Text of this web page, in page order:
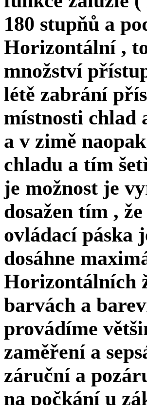
180 stupňů a
Horizontální ,
množství
létě zabrání
místnosti chlad
a v zimě
chladu a tím
je možnost je
dosažen tím ,
ovládací páska
dosáhne
Horizontálních
barvách a
provádíme
zaměření a
záruční a
na počkání u